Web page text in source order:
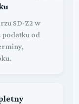
SD-Z2 w
podatku od